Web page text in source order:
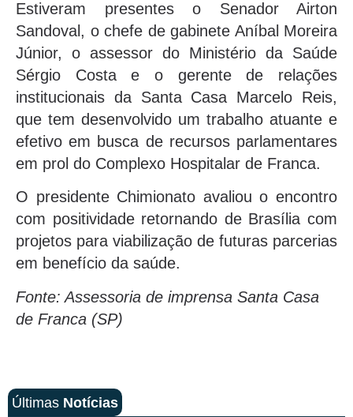
Estiveram presentes o Senador Airton
Sandoval, o chefe de gabinete Aníbal Moreira
Júnior, o assessor do Ministério da Saúde
Sérgio Costa e o gerente de relações
institucionais da Santa Casa Marcelo Reis,
que tem desenvolvido um trabalho atuante e
efetivo em busca de recursos parlamentares
em prol do Complexo Hospitalar de Franca.
O presidente Chimionato avaliou o encontro
com positividade retornando de Brasília com
projetos para viabilização de futuras parcerias
em benefício da saúde.
Fonte: Assessoria de imprensa Santa Casa
de Franca (SP)
Últimas Notícias